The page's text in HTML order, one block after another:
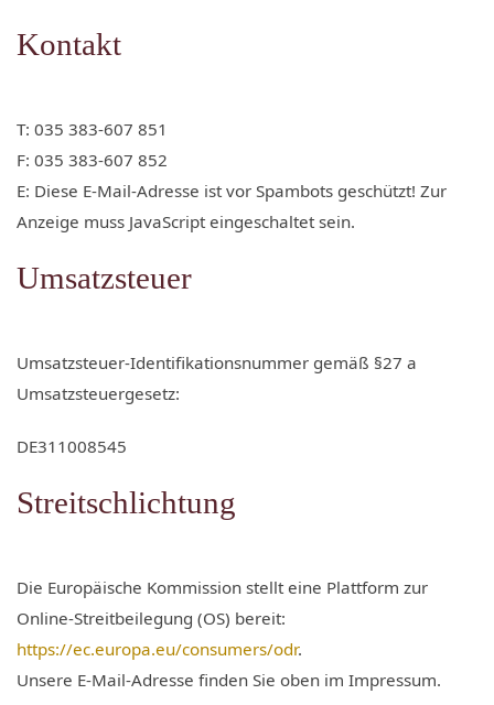
Kontakt
T: 035 383-607 851
F: 035 383-607 852
E: Diese E-Mail-Adresse ist vor Spambots geschützt! Zur
Anzeige muss JavaScript eingeschaltet sein.
Umsatzsteuer
Umsatzsteuer-Identifikationsnummer gemäß §27 a
Umsatzsteuergesetz:
DE311008545
Streitschlichtung
Die Europäische Kommission stellt eine Plattform zur
Online-Streitbeilegung (OS) bereit:
https://ec.europa.eu/consumers/odr.
Unsere E-Mail-Adresse finden Sie oben im Impressum.